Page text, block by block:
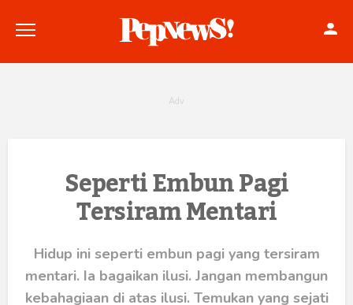
Konstitusi
Hankam
Internasional
Seperti Embun Pagi
Tersiram Mentari
Hidup ini seperti embun pagi yang tersiram
mentari. Ia bagaikan ilusi. Jangan membangun
kebahagiaan di atas ilusi. Temukan yang sejati